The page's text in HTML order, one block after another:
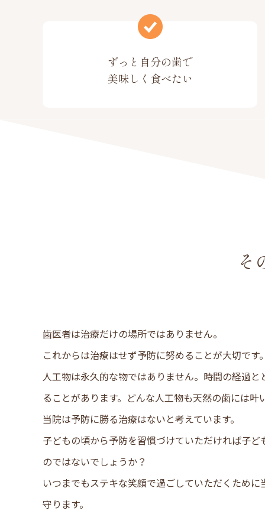
ずっと自分の歯で
美味しく食べたい
そ
歯医者は治療だけの場所ではありません。
これからは治療はせず予防に努めることが大切です
人工物は永久的な物ではありません。時間の経過
ることがあります。どんな人工物も天然の歯には叶
当院は予防に勝る治療はないと考えています。
子どもの頃から予防を習慣づけていただければ子
のではないでしょうか？
いつまでもステキな笑顔で過ごしていただくため
守ります。